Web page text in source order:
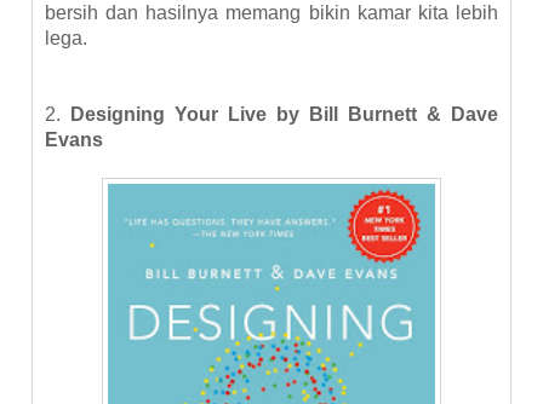
bersih dan hasilnya memang bikin kamar kita lebih
lega.
2. Designing Your Live by Bill Burnett & Dave
Evans